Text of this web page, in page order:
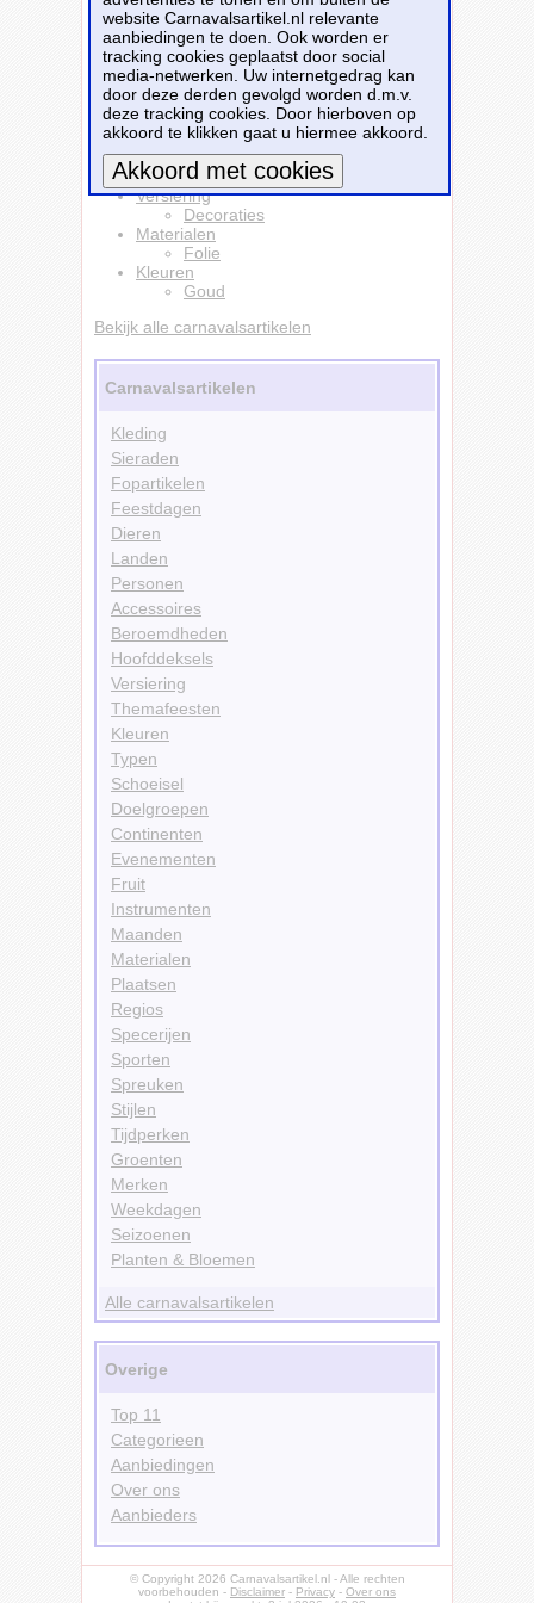
horeca!
Dit carnavalsartikelDeurgordijn folie goud
2x1mis te bestellen bij Feestwinkel.nlvoor
4,45.
Bestellen
Versiering
Decoraties
Materialen
Folie
Kleuren
Goud
Bekijk alle carnavalsartikelen
Carnavalsartikelen
Kleding
Sieraden
Fopartikelen
Feestdagen
Dieren
Landen
Personen
Accessoires
Beroemdheden
Hoofddeksels
Versiering
Themafeesten
Kleuren
Typen
Schoeisel
Doelgroepen
Continenten
Evenementen
Fruit
Instrumenten
Maanden
Materialen
Plaatsen
Regios
Specerijen
Sporten
Spreuken
Stijlen
Tijdperken
Groenten
Merken
Weekdagen
Seizoenen
Planten & Bloemen
Alle carnavalsartikelen
Overige
Top 11
Categorieen
Aanbiedingen
Over ons
Aanbieders
© Copyright 2026 Carnavalsartikel.nl - Alle rechten
voorbehouden - Disclaimer - Privacy - Over ons
website Carnavalsartikel.nl relevante
aanbiedingen te doen. Ook worden er
tracking cookies geplaatst door social
media-netwerken. Uw internetgedrag kan
door deze derden gevolgd worden d.m.v.
deze tracking cookies. Door hierboven op
akkoord te klikken gaat u hiermee akkoord.
Meer informatie